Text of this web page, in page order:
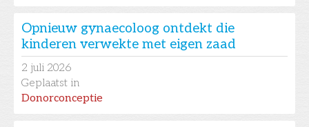
Opnieuw gynaecoloog ontdekt die
kinderen verwekte met eigen zaad
2 juli 2026
Geplaatst in
Donorconceptie